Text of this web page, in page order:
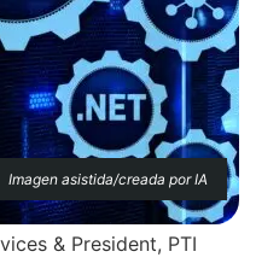
Imagen asistida/creada por IA
& President, PTI